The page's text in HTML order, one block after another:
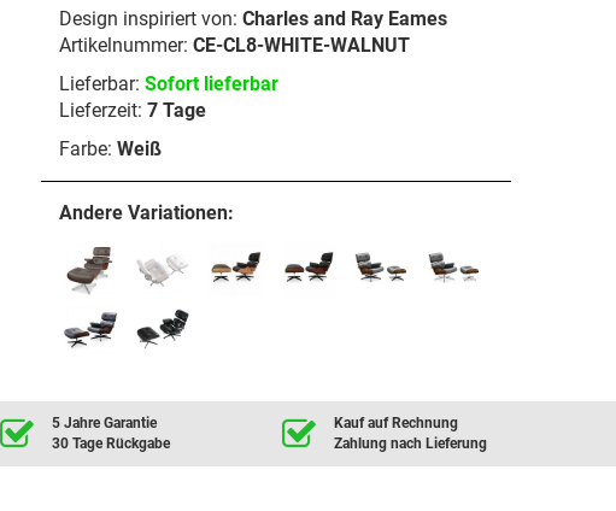
Design inspiriert von: Charles and Ray Eames
Artikelnummer: CE-CL8-WHITE-WALNUT
Lieferbar: Sofort lieferbar
Lieferzeit: 7 Tage
Farbe: Weiß
Andere Variationen:
5 Jahre Garantie
30 Tage Rückgabe
Kauf auf Rechnung
Zahlung nach Lieferung